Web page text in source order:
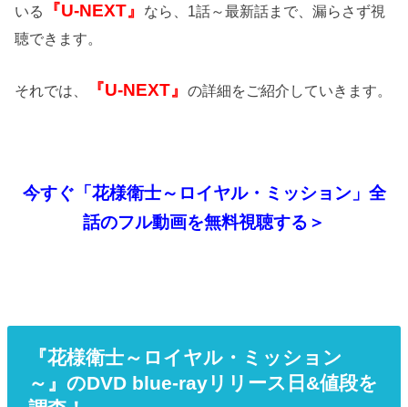
いる
『U-NEXT』
なら、1話～最新話まで、漏らさず視
聴できます。
それでは、 『U-NEXT』の詳細をご紹介していきます。
今すぐ「花様衛士～ロイヤル・ミッション」全
話のフル動画を無料視聴する＞
『花様衛士～ロイヤル・ミッション
～』のDVD blue-rayリリース日&値段を